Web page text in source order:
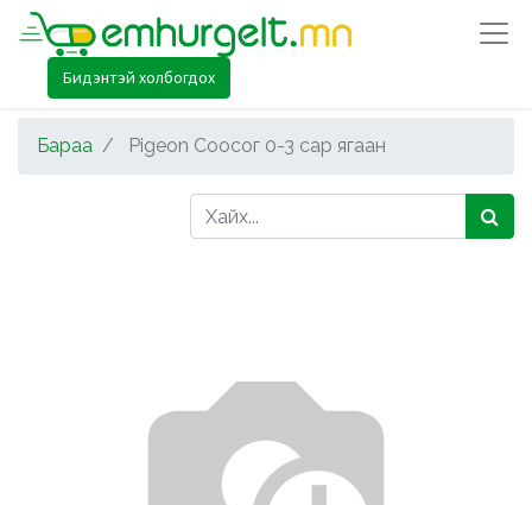
Бидэнтэй холбогдох
Бараа Pigeon Соосог 0-3 сар ягаан